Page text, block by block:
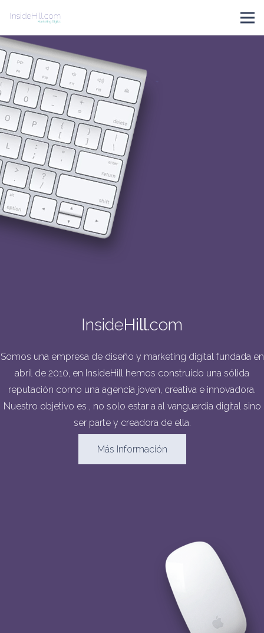
InsideHill.com
Somos una empresa de diseño y marketing digital fundada en
abril de 2010, en InsideHill hemos construido una sólida
reputación como una agencia joven, creativa e innovadora.
Nuestro objetivo es , no solo estar a al vanguardia digital sino
ser parte y creadora de ella.
Más Información